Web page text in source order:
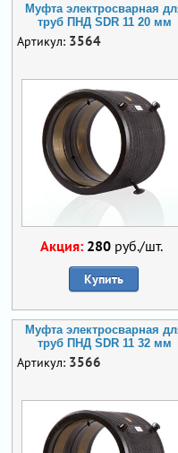
Муфта электросварная
труб ПНД SDR 11 20 мм
Артикул: 3564
Акция: 280 руб./шт.
Купить
Муфта электросварная
труб ПНД SDR 11 32 мм
Артикул: 3566